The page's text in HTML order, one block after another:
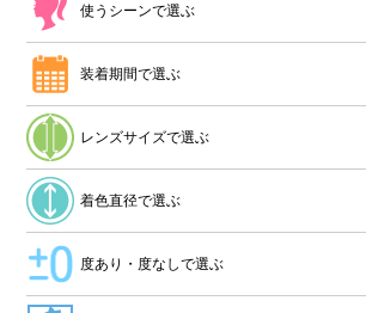
使うシーンで選ぶ
装着期間で選ぶ
レンズサイズで選ぶ
着色直径で選ぶ
度あり・度なしで選ぶ